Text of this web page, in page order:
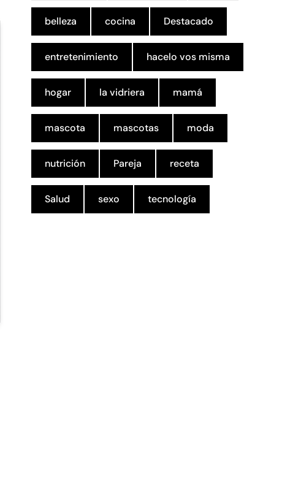
belleza cocina Destacado
entretenimiento hacelo vos misma
hogar la vidriera mamá
mascota mascotas moda
nutrición Pareja receta
Salud sexo tecnología